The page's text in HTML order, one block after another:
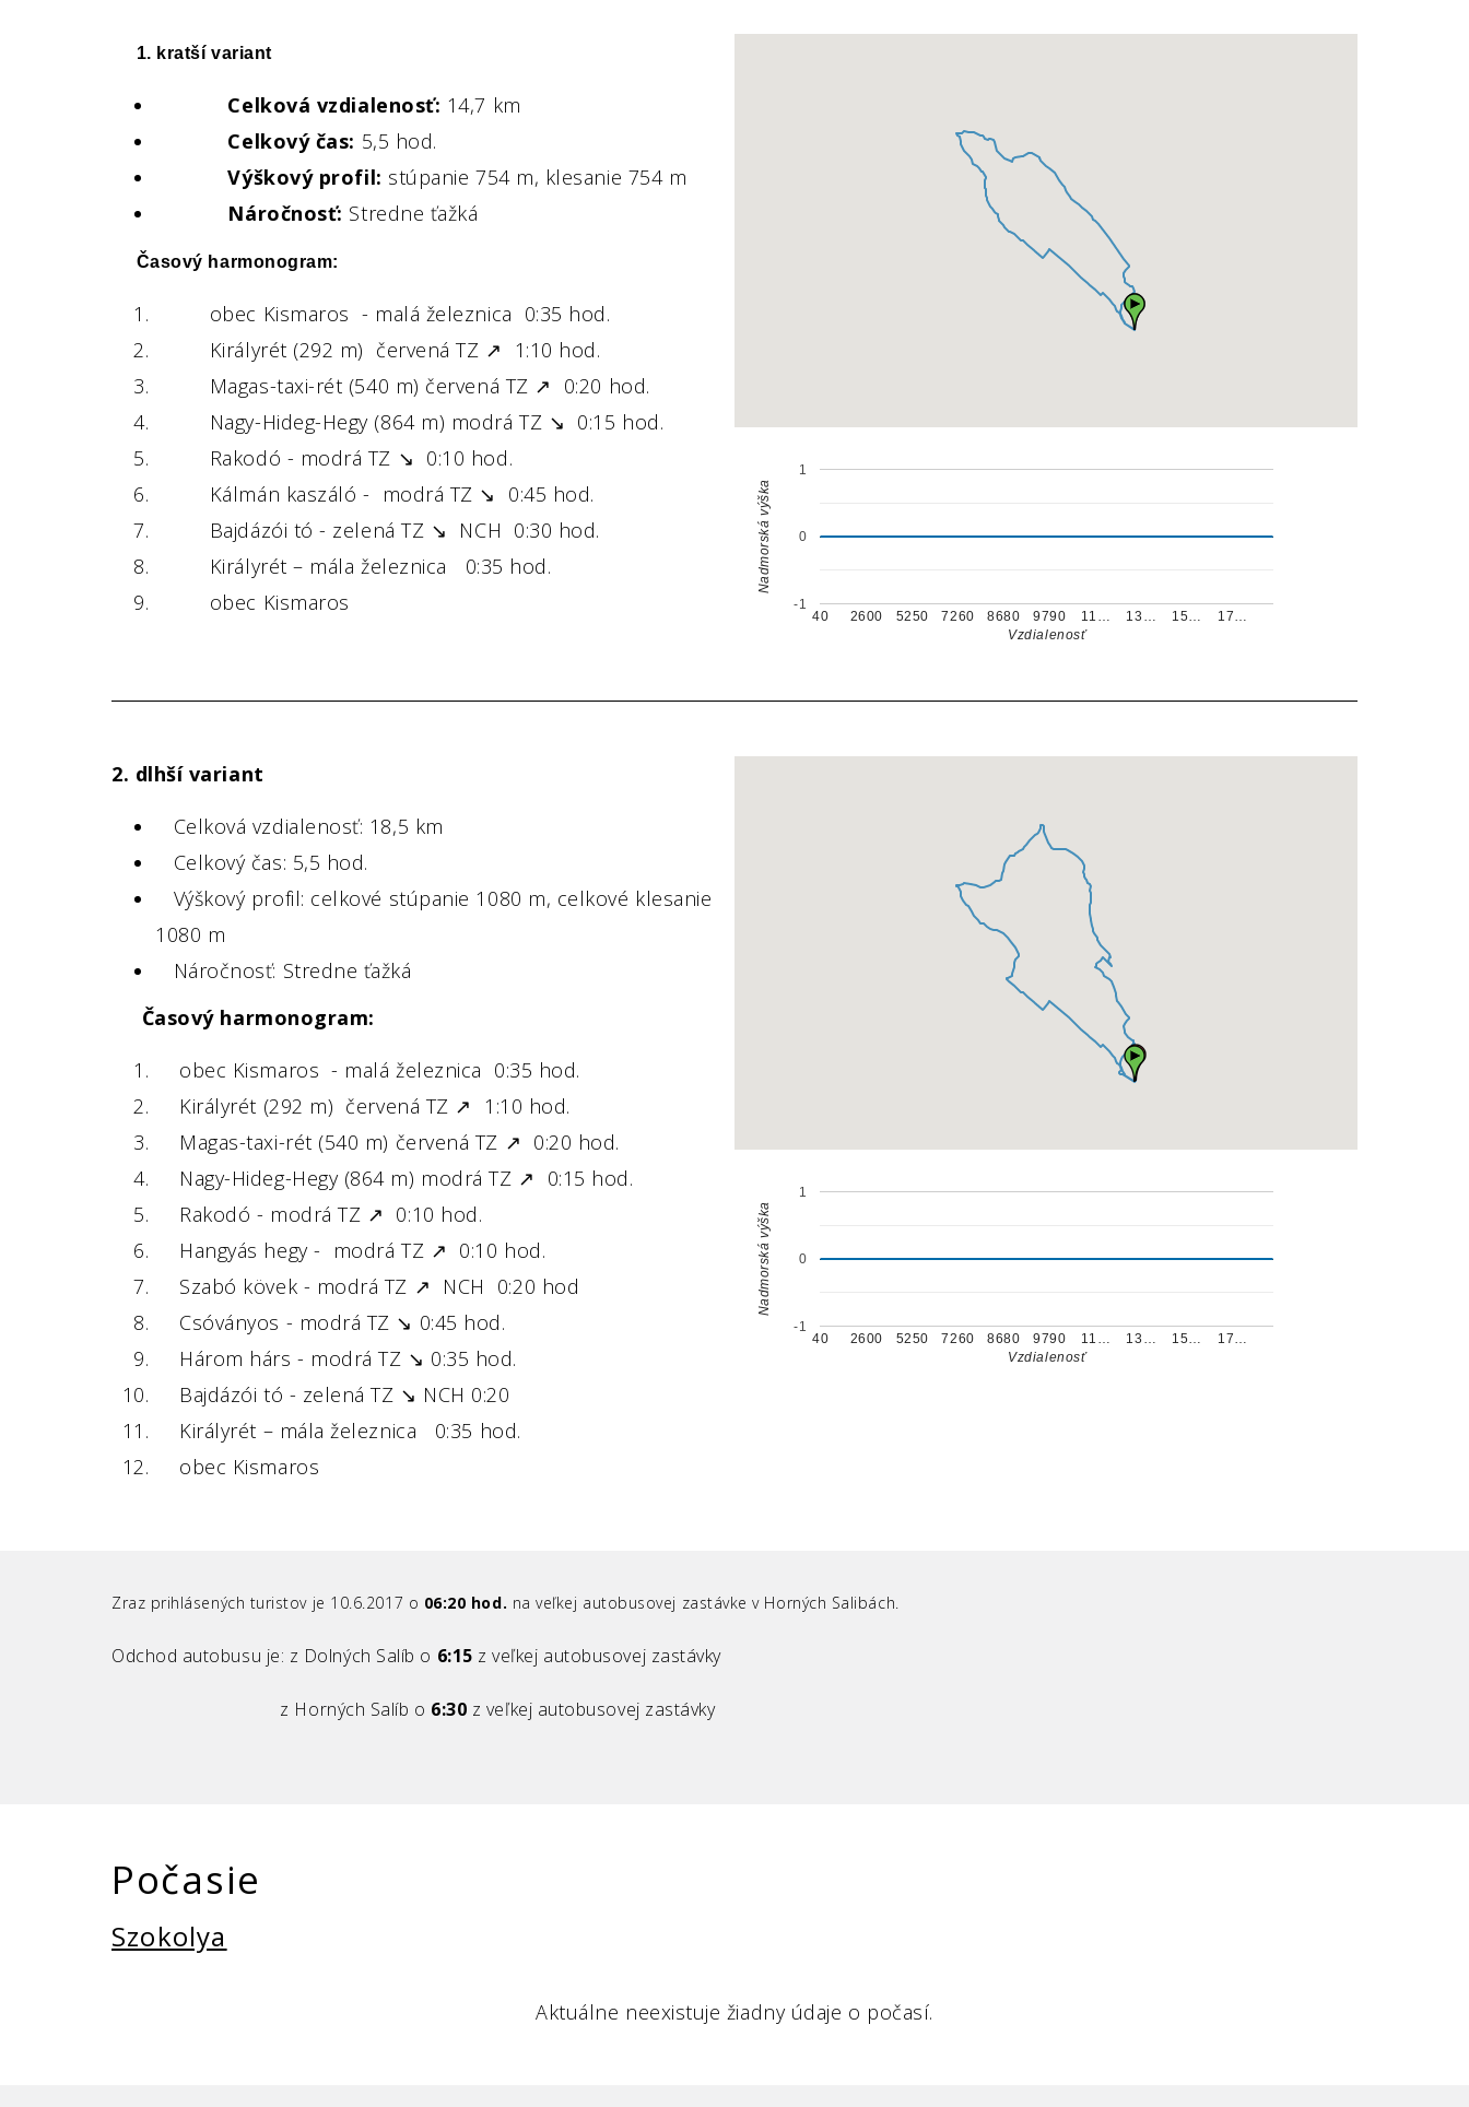
1. kratší variant
Celková vzdialenosť: 14,7 km
Celkový čas: 5,5 hod.
Výškový profil: stúpanie 754 m, klesanie 754 m
Náročnosť: Stredne ťažká
Časový harmonogram:
obec Kismaros - malá železnica 0:35 hod.
Királyrét (292 m) červená TZ ↗ 1:10 hod.
Magas-taxi-rét (540 m) červená TZ ↗ 0:20 hod.
Nagy-Hideg-Hegy (864 m) modrá TZ ↘ 0:15 hod.
Rakodó - modrá TZ ↘ 0:10 hod.
Kálmán kaszáló - modrá TZ ↘ 0:45 hod.
Bajdázói tó - zelená TZ ↘ NCH 0:30 hod.
Királyrét – mála železnica 0:35 hod.
obec Kismaros
40 2600 5250 7260 8680 9790 11… 13… 15… 17…
-1
0
1
Vzdialenosť
Nadmorská výška
2. dlhší variant
Celková vzdialenosť: 18,5 km
Celkový čas: 5,5 hod.
Výškový profil: celkové stúpanie 1080 m, celkové klesanie
1080 m
Náročnosť: Stredne ťažká
Časový harmonogram:
obec Kismaros - malá železnica 0:35 hod.
Királyrét (292 m) červená TZ ↗ 1:10 hod.
Magas-taxi-rét (540 m) červená TZ ↗ 0:20 hod.
Nagy-Hideg-Hegy (864 m) modrá TZ ↗ 0:15 hod.
Rakodó - modrá TZ ↗ 0:10 hod.
Hangyás hegy - modrá TZ ↗ 0:10 hod.
Szabó kövek - modrá TZ ↗ NCH 0:20 hod
Csóványos - modrá TZ ↘ 0:45 hod.
Három hárs - modrá TZ ↘ 0:35 hod.
Bajdázói tó - zelená TZ ↘ NCH 0:20
Királyrét – mála železnica 0:35 hod.
obec Kismaros
40 2600 5250 7260 8680 9790 11… 13… 15… 17…
-1
0
1
Vzdialenosť
Nadmorská výška
Zraz prihlásených turistov je 10.6.2017 o 06:20 hod. na veľkej autobusovej zastávke v Horných Salibách.
Odchod autobusu je: z Dolných Salíb o 6:15 z veľkej autobusovej zastávky
z Horných Salíb o 6:30 z veľkej autobusovej zastávky
Počasie
Szokolya
Aktuálne neexistuje žiadny údaje o počasí.